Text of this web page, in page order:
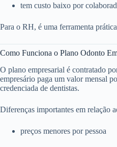
tem custo baixo por
Para o RH, é uma ferramenta
Como Funciona o Plano Odonto
O plano empresarial é contratado
empresário paga um valor mensal
credenciada de dentistas.
Diferenças importantes em relação
preços menores por pessoa